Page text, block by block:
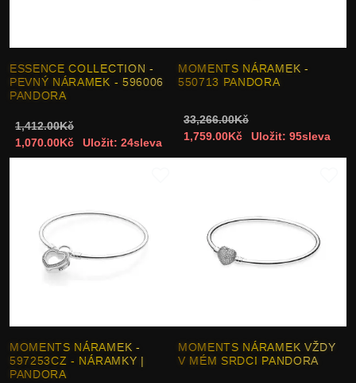
ESSENCE COLLECTION -
PEVNÝ NÁRAMEK - 596006
PANDORA
1,412.00Kč
1,070.00Kč
Uložit: 24sleva
MOMENTS NÁRAMEK -
550713 PANDORA
33,266.00Kč
1,759.00Kč
Uložit: 95sleva
MOMENTS NÁRAMEK -
597253CZ - NÁRAMKY |
PANDORA
MOMENTS NÁRAMEK VŽDY
V MÉM SRDCI PANDORA